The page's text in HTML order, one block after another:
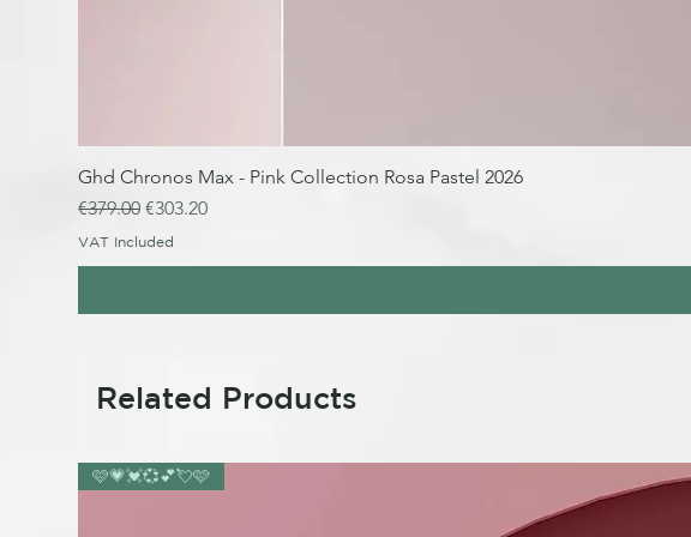
Ghd Chronos Max - Pink Collection Rosa Pastel 2026
Regular Price
€379.00 Sale Price
€303.20
VAT Included
Related Products
🩷💗💓💞💕💘🩷